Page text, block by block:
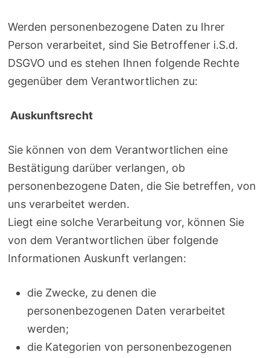
Werden personenbezogene Daten zu Ihrer
Person verarbeitet, sind Sie Betroffener i.S.d.
DSGVO und es stehen Ihnen folgende Rechte
gegenüber dem Verantwortlichen zu:
Auskunftsrecht
Sie können von dem Verantwortlichen eine
Bestätigung darüber verlangen, ob
personenbezogene Daten, die Sie betreffen, von
uns verarbeitet werden.
Liegt eine solche Verarbeitung vor, können Sie
von dem Verantwortlichen über folgende
Informationen Auskunft verlangen:
die Zwecke, zu denen die
personenbezogenen Daten verarbeitet
werden;
die Kategorien von personenbezogenen